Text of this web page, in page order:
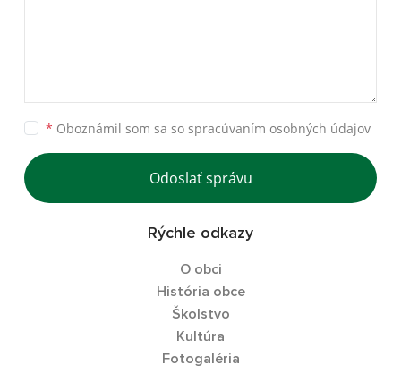
* Oboznámil som sa so spracúvaním osobných údajov
Odoslať správu
Rýchle odkazy
O obci
História obce
Školstvo
Kultúra
Fotogaléria